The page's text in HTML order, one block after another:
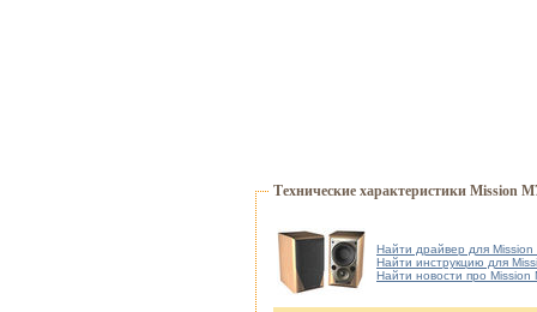
Технические характеристики Mission
Найти драйвер для Mission
Найти инструкцию для
Найти новости про Mission